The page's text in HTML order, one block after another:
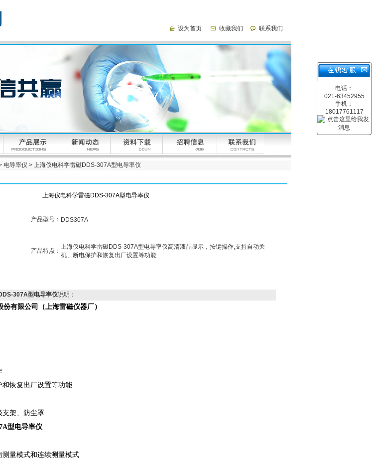
设为首页 收藏我们 联系我们
电话：
021-63452955
手机：
18017761117
电导率仪 > 上海仪电科学雷磁DDS-307A型电导率仪
上海仪电科学雷磁DDS-307A型电导率仪
产品型号： DDS307A
产品特点：
上海仪电科学雷磁DDS-307A型电导率仪高清液晶显示，按键操作,支持自动关
机、断电保护和恢复出厂设置等功能
307A型电导率仪说明：
有限公司（上海雷磁仪器厂）
恢复出厂设置等功能
支架、防尘罩
型电导率仪
量模式和连续测量模式